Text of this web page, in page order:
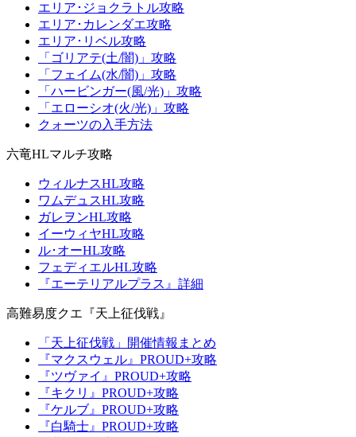
エリア･ジョクラトル攻略
エリア･カレンダエ攻略
エリア･リベル攻略
「ゴリアテ(土/闇)」攻略
「フェイム(水/闇)」攻略
「ハービンガー(風/光)」攻略
「エローシオ(火/光)」攻略
クォーツの入手方法
六竜HLマルチ攻略
ウィルナスHL攻略
ワムデュスHL攻略
ガレヲンHL攻略
イーウィヤHL攻略
ル･オーHL攻略
フェディエルHL攻略
『エーテリアルプラス』詳細
高難易度クエ『天上征伐戦』
「天上征伐戦」開催情報まとめ
『マクスウェル』PROUD+攻略
『ツヴァイ』PROUD+攻略
『キクリ』PROUD+攻略
『ケルブ』PROUD+攻略
『白騎士』PROUD+攻略